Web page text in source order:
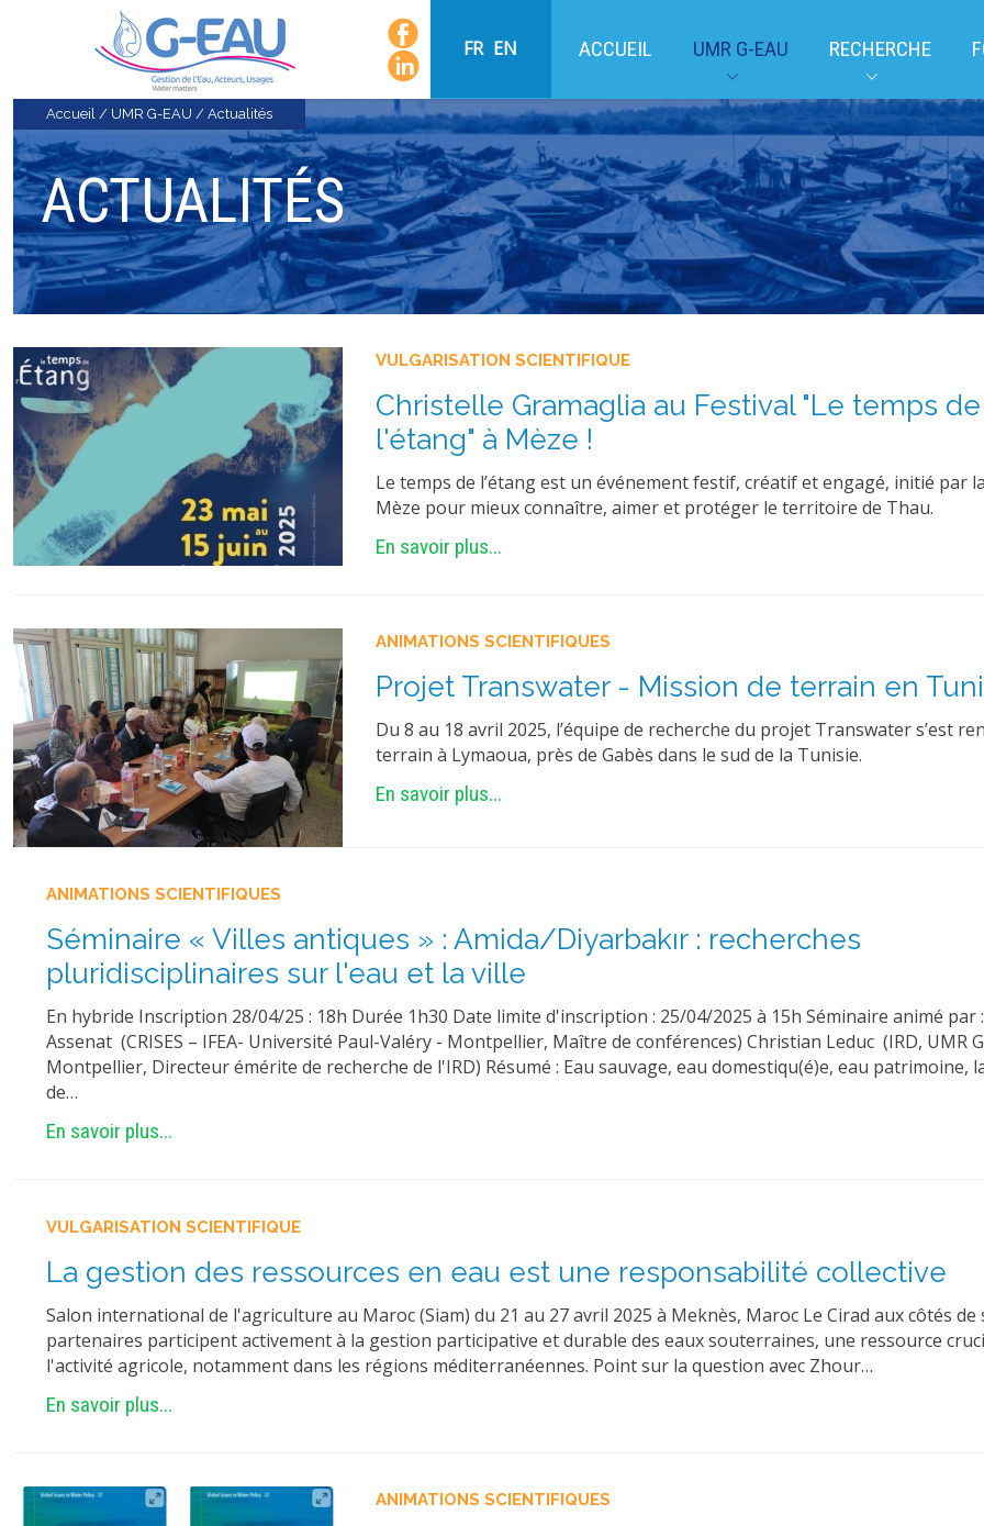
FR EN ACCUEIL UMR G-EAU RECHERCHE
Accueil / UMR G-EAU / Actualités
ACTUALITÉS
VULGARISATION SCIENTIFIQUE
Christelle Gramaglia au Festival "Le temps de
l'étang" à Mèze !
Le temps de l’étang est un événement festif, créatif et engagé, initié par
Mèze pour mieux connaître, aimer et protéger le territoire de Thau.
En savoir plus...
ANIMATIONS SCIENTIFIQUES
Projet Transwater - Mission de terrain en
Du 8 au 18 avril 2025, l’équipe de recherche du projet Transwater s’est
terrain à Lymaoua, près de Gabès dans le sud de la Tunisie.
En savoir plus...
ANIMATIONS SCIENTIFIQUES
Séminaire « Villes antiques » : Amida/Diyarbakır : recherches
pluridisciplinaires sur l'eau et la ville
En hybride Inscription 28/04/25 : 18h Durée 1h30 Date limite d'inscription : 25/04/2025 à 15h Séminaire animé par
Assenat (CRISES – IFEA- Université Paul-Valéry - Montpellier, Maître de conférences) Christian Leduc (IRD, UMR
Montpellier, Directeur émérite de recherche de l'IRD) Résumé : Eau sauvage, eau domestiqu(é)e, eau patrimoine,
de…
En savoir plus...
VULGARISATION SCIENTIFIQUE
La gestion des ressources en eau est une responsabilité collective
Salon international de l'agriculture au Maroc (Siam) du 21 au 27 avril 2025 à Meknès, Maroc Le Cirad aux côtés de
partenaires participent activement à la gestion participative et durable des eaux souterraines, une ressource
l'activité agricole, notamment dans les régions méditerranéennes. Point sur la question avec Zhour…
En savoir plus...
ANIMATIONS SCIENTIFIQUES